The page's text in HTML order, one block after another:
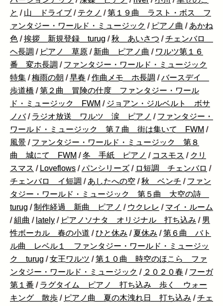
と / 山 ドライブ / テクノ /第１９曲 ラスト・ボス フ
ァンタジー・ワールド・ミュージック / ピアノ曲 / あかね
色 /挨拶 新規登録 turug /秋 あいさつ /チェンバロ
ヘ長調 / ピアノ 草原 / 新曲 ピアノ曲 / ワルツ第１６
番 変ホ長調 / ファンタジー・ワールド・ミュージック
特集 /梅雨の朝 /早春 /作曲メモ ホ長調 /バースデイ
歩道橋 /第２曲 冒険の仕度 ファンタジー・ワール
ド・ミュージック FWM / ジョアン・ジルベルト ボサ
ノバ / ラジオ放送 ワルツ 涙 ピアノ / ファンタジー・
ワールド・ミュージック 第７曲 街は集いて FWM /
風景 / ファンタジー・ワールド・ミュージック 第８
曲 城にて FWM /冬 手紙 ピアノ / コスモス / クリ
スマス / Loveflows /パンシリーズ / ロ短調 チェンバロ /
チェンバロ イ短調 / あしたへの空 /秋 ベンチ / ファン
タジー・ワールド・ミュージック 第５曲 大空の詩
turug /制作経過 新曲 ピアノ / ウクレレ / マイ・ルーム
/組曲 / lately / ピアノソナタ オリジナル 打ち込み / 男
性ボーカル 春の小道 /ひと休み / 夏休み /第６曲 バト
ル曲 レベル１ ファンタジー・ワールド・ミュージッ
ク turug /女王ワルツ /第１０曲 時空のほこら ファ
ンタジー・ワールド・ミュージック / ２０２０春 / フーガ
第１番 / ラグタイム ピアノ 打ち込み 歩く ウォー
キング 散歩 / ピアノ曲 夏の木洩れ日 打ち込み /チェ